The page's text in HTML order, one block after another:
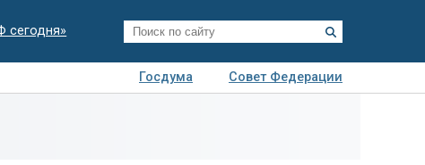
сегодня»
Госдума
Совет Федерации